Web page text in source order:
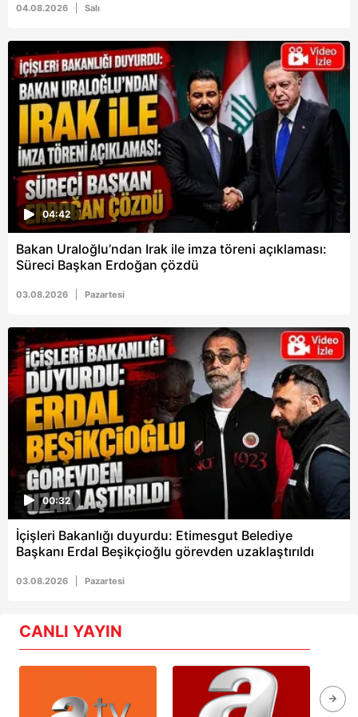
6698 sayılı Kişisel Verilerin Korunması Kanunu uyarınca
hazırlanmış Aydınlatma Metnimizi okumak ve sitemizde
ilgili mevzuata uygun olarak kullanılan çerezlerle ilgili bilgi
almak için lütfentıklayınız
04.08.2026 Salı
04:42
Bakan Uraloğlu’ndan Irak ile imza töreni açıklaması:
Süreci Başkan Erdoğan çözdü
03.08.2026 Pazartesi
00:32
İçişleri Bakanlığı duyurdu: Etimesgut Belediye
Başkanı Erdal Beşikçioğlu görevden uzaklaştırıldı
03.08.2026 Pazartesi
CANLI YAYIN